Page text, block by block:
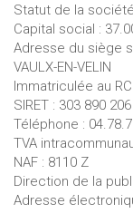
Statut de la
Capital social :
Adresse du siège
VAULX-EN-VELIN
Immatriculée au
SIRET : 303 890
Téléphone :
TVA
NAF : 8110 Z
Direction de la
Adresse